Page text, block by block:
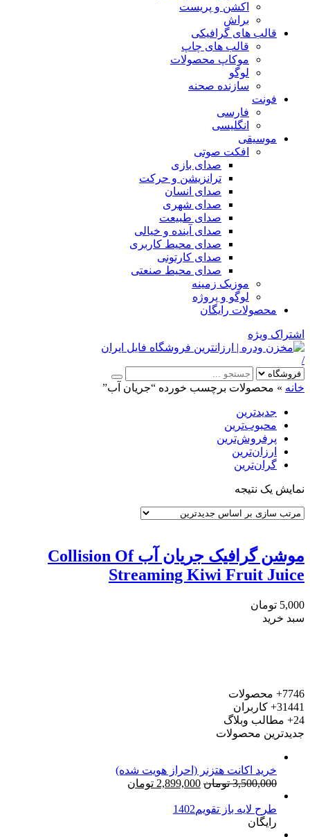
اکشن و پریست
براش
قالب های گرافیکی
قالب های چاپ
موکاپ محصولات
لوگو
سازنده صحنه
فونت
فارسی
انگلیسی
موسیقی
افکت صوتی
صدای بازی
ترانزیشن و حرکت
صدای انسان
صدای شهری
صدای طبیعت
صدای آینده و خیالی
صدای محیط کاربری
صدای کارتونی
صدای محیط صنعتی
موزیک زمینه
لوگو و پروژه
محصولات رایگان
اشتراک ویژه
/
خانه » محصولات برچسب خورده “جریان آب”
جدیدترین
محبوب‌ترین
پرفروش‌ترین
ارزان‌ترین
گران‌ترین
نمایش یک نتیجه
موشن گرافیک جریان آب Collision Of
Streaming Kiwi Fruit Juice
5,000 تومان
سبد خرید
7746+
محصولات
31441+
کاربران
24+
مطالب وبلاگ
جدیدترین محصولات
خرید اکانت هتزنر (احراز هویت شده)
3,500,000 تومان قیمت
2,899,000 تومان
طرح لایه باز تقویم1402
رایگان